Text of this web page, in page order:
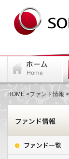
HOME ファンド情報